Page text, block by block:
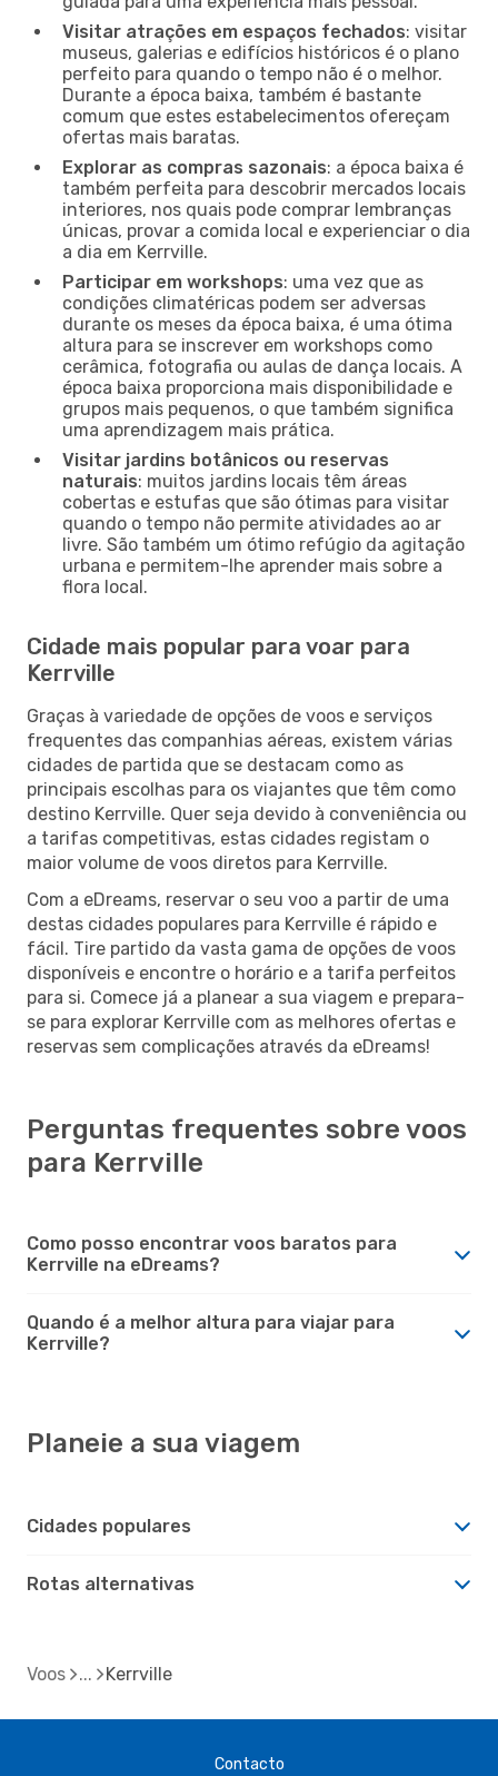
Visitar atrações em espaços fechados: visitar
museus, galerias e edifícios históricos é o plano
perfeito para quando o tempo não é o melhor.
Durante a época baixa, também é bastante
comum que estes estabelecimentos ofereçam
ofertas mais baratas.
Explorar as compras sazonais: a época baixa é
também perfeita para descobrir mercados locais
interiores, nos quais pode comprar lembranças
únicas, provar a comida local e experienciar o dia
a dia em Kerrville.
Participar em workshops: uma vez que as
condições climatéricas podem ser adversas
durante os meses da época baixa, é uma ótima
altura para se inscrever em workshops como
cerâmica, fotografia ou aulas de dança locais. A
época baixa proporciona mais disponibilidade e
grupos mais pequenos, o que também significa
uma aprendizagem mais prática.
Visitar jardins botânicos ou reservas
naturais: muitos jardins locais têm áreas
cobertas e estufas que são ótimas para visitar
quando o tempo não permite atividades ao ar
livre. São também um ótimo refúgio da agitação
urbana e permitem-lhe aprender mais sobre a
flora local.
Cidade mais popular para voar para
Kerrville
Graças à variedade de opções de voos e serviços
frequentes das companhias aéreas, existem várias
cidades de partida que se destacam como as
principais escolhas para os viajantes que têm como
destino Kerrville. Quer seja devido à conveniência ou
a tarifas competitivas, estas cidades registam o
maior volume de voos diretos para Kerrville.
Com a eDreams, reservar o seu voo a partir de uma
destas cidades populares para Kerrville é rápido e
fácil. Tire partido da vasta gama de opções de voos
disponíveis e encontre o horário e a tarifa perfeitos
para si. Comece já a planear a sua viagem e prepara-
se para explorar Kerrville com as melhores ofertas e
reservas sem complicações através da eDreams!
Perguntas frequentes sobre voos
para Kerrville
Como posso encontrar voos baratos para
Kerrville na eDreams?
Quando é a melhor altura para viajar para
Kerrville?
Planeie a sua viagem
Cidades populares
Rotas alternativas
Voos Kerrville
Contacto